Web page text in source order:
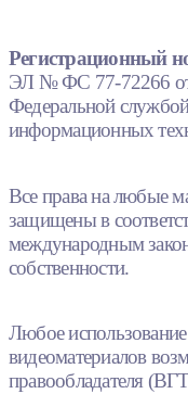
Регистрационный
ЭЛ № ФС 77-72266 от
Федеральной
информационных
Все права на любые
защищены в
международным
собственности.
Любое
видеоматериалов
правообладателя